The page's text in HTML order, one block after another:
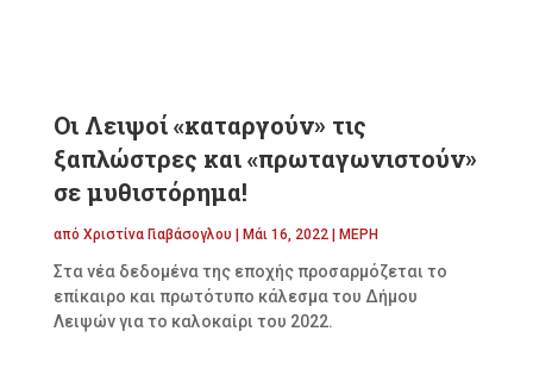
Οι Λειψοί «καταργούν» τις
ξαπλώστρες και «πρωταγωνιστούν»
σε μυθιστόρημα!
από Χριστίνα Γιαβάσογλου | Μάι 16, 2022| ΜΕΡΗ
Στα νέα δεδομένα της εποχής προσαρμόζεται το
επίκαιρο και πρωτότυπο κάλεσμα του Δήμου
Λειψών για το καλοκαίρι του 2022.